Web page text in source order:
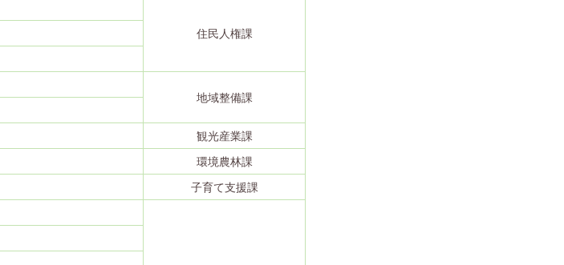
住民人権課
地域整備課
観光産業課
環境農林課
子育て支援課